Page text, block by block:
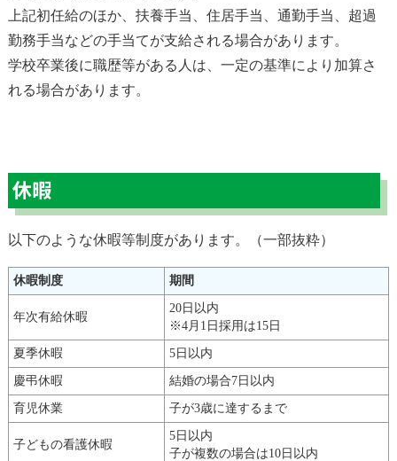
上記初任給のほか、扶養手当、住居手当、通勤手当、超過
勤務手当などの手当てが支給される場合があります。
学校卒業後に職歴等がある人は、一定の基準により加算さ
れる場合があります。
休暇
以下のような休暇等制度があります。（一部抜粋）
休暇制度 期間
年次有給休暇
20日以内
※4月1日採用は15日
夏季休暇 5日以内
慶弔休暇 結婚の場合7日以内
育児休業 子が3歳に達するまで
子どもの看護休暇
5日以内
子が複数の場合は10日以内